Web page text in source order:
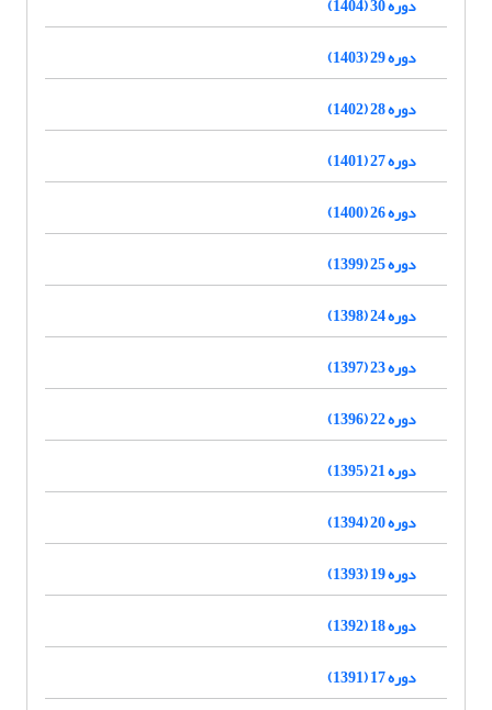
دوره 29 (1403)
دوره 28 (1402)
دوره 27 (1401)
دوره 26 (1400)
دوره 25 (1399)
دوره 24 (1398)
دوره 23 (1397)
دوره 22 (1396)
دوره 21 (1395)
دوره 20 (1394)
دوره 19 (1393)
دوره 18 (1392)
دوره 17 (1391)